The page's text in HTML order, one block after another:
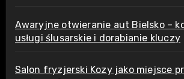
Awaryjne otwieranie aut Bielsko –
usługi ślusarskie i dorabianie kluczy
Salon fryzjerski Kozy jako miejsce